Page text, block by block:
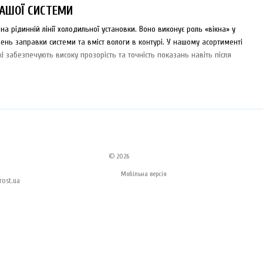
СИСТЕМИ
лінії холодильної установки. Воно виконує роль «вікна» у
заправки системи та вміст вологи в контурі. У нашому асортименті
забезпечують високу прозорість та точність показань навіть після
Зелений колір означає «сухо», жовтий — сигналізує про
R410A) та мають антикорозійне покриття корпусу
пам'ятати, що чутливість індикатора вологості залежить від
© 2026
Мобільна версія